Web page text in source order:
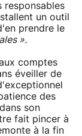
responsables
un outil
prendre le
».
comptes
éveiller de
des
son
fait pincer à
à la fin